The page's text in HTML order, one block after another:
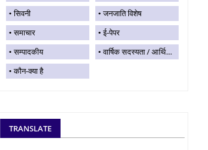
सिवनी
जनजाति विशेष
समाचार
ई-पेपर
सम्पादकीय
वार्षिक सदस्यता / आर्थिक सहयोग
कौन-क्या है
TRANSLATE